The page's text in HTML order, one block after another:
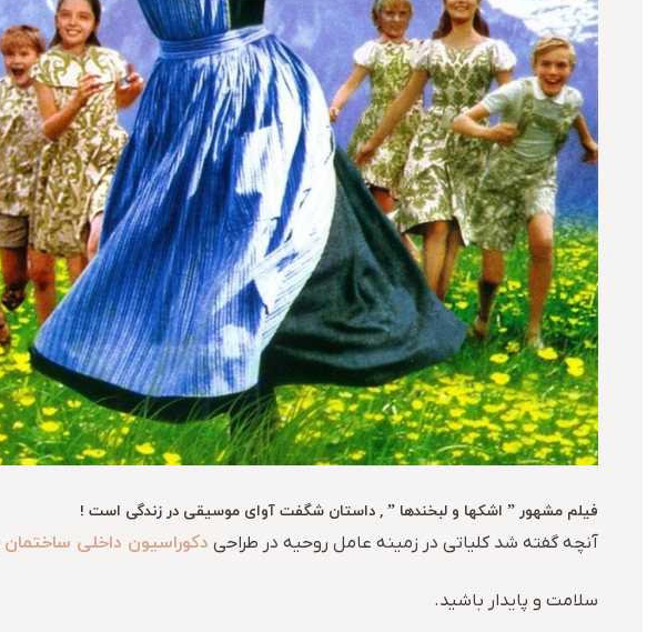
فیلم مشهور ” اشکها و لبخندها ” , داستان شگفت آوای موسیقی در زندگی است !
آنچه گفته شد کلیاتی در زمینه عامل روحیه در طراحی دکوراسیون داخلی ساختمان
سلامت و پایدار باشید.